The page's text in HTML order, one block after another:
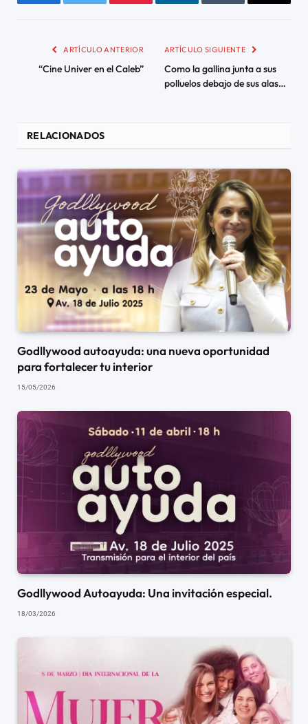
FacebookTwitter Pinterest LinkedInTumblr Email
ARTÍCULO ANTERIOR
“Cine Univer en el Caleb”
ARTÍCULO SIGUIENTE
Como la gallina junta a sus
polluelos debajo de sus alas…
RELACIONADOS
Godllywood autoayuda: una nueva oportunidad
para fortalecer tu interior
15/05/2026
Godllywood Autoayuda: Una invitación especial.
18/03/2026